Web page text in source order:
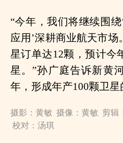
“今年，我们将继续围
应用’深耕商业航天市
星订单达12颗，预计今
星。”孙广庭告诉新黄
年，形成年产100颗卫星
摄影：黄敏 摄像：黄敏 剪辑
校对：汤琪